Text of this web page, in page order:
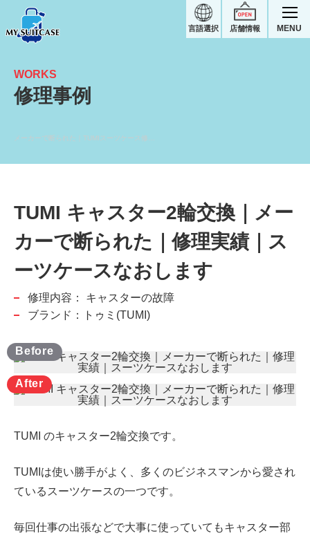
店舗情報
言語選択 MENU
WORKS
修理事例
TUMI キャスター2輪交換｜メー
カーで断られた｜修理実績｜ス
ーツケースなおします
修理内容：
キャスターの故障
ブランド：トゥミ(TUMI)
TUMI のキャスター2輪交換です。
TUMIは使い勝手がよく、多くのビジネスマンから愛され
ているスーツケースの一つです。
毎回仕事の出張などで大事に使っていてもキャスター部